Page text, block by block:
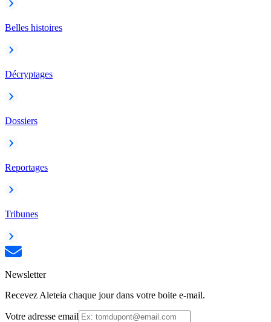
Belles histoires
Décryptages
Dossiers
Reportages
Tribunes
Newsletter
Recevez Aleteia chaque jour dans votre boite e-mail.
Votre adresse email